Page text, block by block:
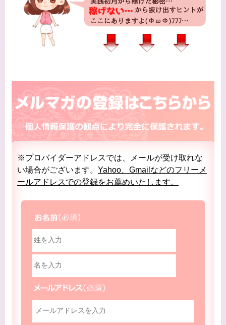
※プロバイダーアドレスでは、メールが受け取れな
い場合がございます。 Yahoo、Gmailなどのフリーメ
ールアドレスでの登録をお薦めいたします。